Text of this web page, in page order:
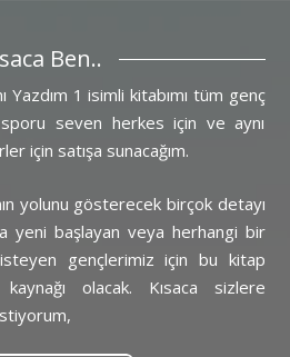
Ben..
Yazdım 1 isimli kitabımı tüm genç
seven herkes için ve aynı
için satışa sunacağım.
yolunu gösterecek birçok detayı
yeni başlayan veya herhangi bir
isteyen gençlerimiz için bu kitap
olacak. Kısaca sizlere